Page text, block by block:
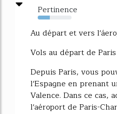
Pertinence
36%
Au départ et vers
Vols au départ de Paris
Depuis Paris, vous
l'Espagne en prenant
Valence. Dans ce cas,
l'aéroport de Paris-